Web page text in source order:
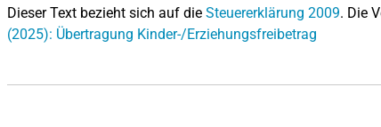
Dieser Text bezieht sich auf die Steuererklärung 2009. Die
(2025): Übertragung Kinder-/Erziehungsfreibetrag